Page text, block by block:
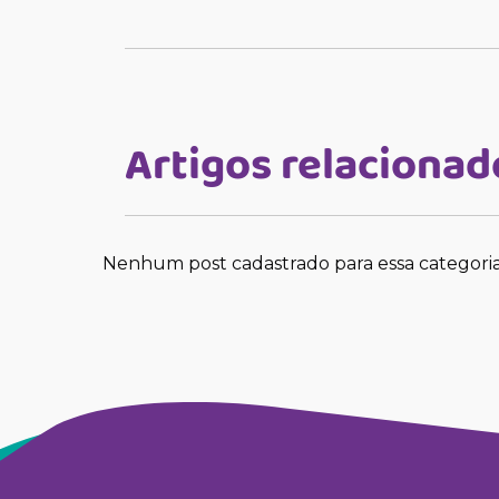
Artigos
Nenhum post cadastrado para essa